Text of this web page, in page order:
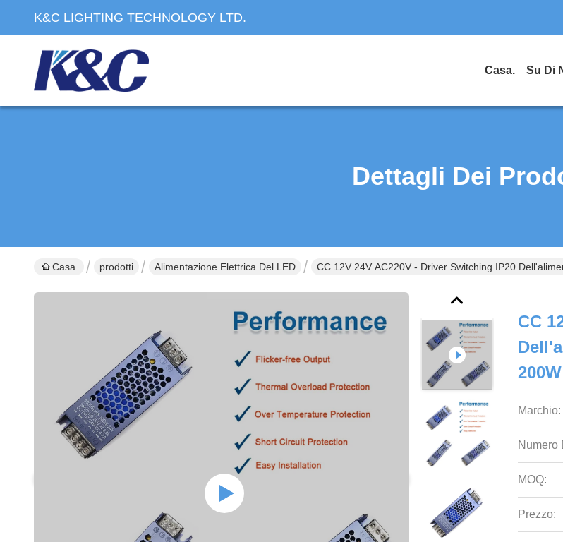
K&C LIGHTING TECHNOLOGY LTD.
Casa. Su Di
Dettagli Dei
Casa. prodotti Alimentazione Elettrica Del LED CC 12V 24V AC220V - Driver Switching IP20
CC
Marchio:
Numero
MOQ:
Prezzo: